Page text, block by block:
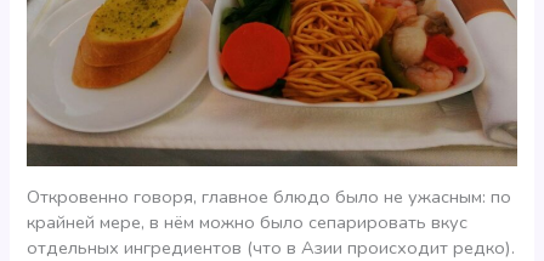
Откровенно говоря, главное блюдо было не ужасным: по
крайней мере, в нём можно было сепарировать вкус
отдельных ингредиентов (что в Азии происходит редко).